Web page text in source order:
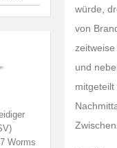
Worms
würde,
von
und